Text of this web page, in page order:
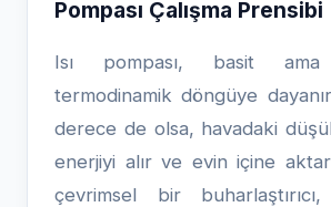
Pompası Çalışma Prensibi
Isı pompası, basit
termodinamik döngüye dayanır.
derece de olsa, havadaki
enerjiyi alır ve evin içine
çevrimsel bir